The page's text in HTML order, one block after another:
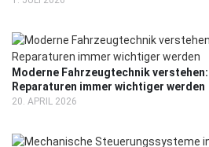
Moderne Fahrzeugtechnik
Reparaturen immer wichtiger werden
20. APRIL 2026